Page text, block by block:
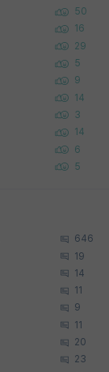
50
16
29
5
9
14
3
14
6
5
646
19
14
11
9
11
20
23